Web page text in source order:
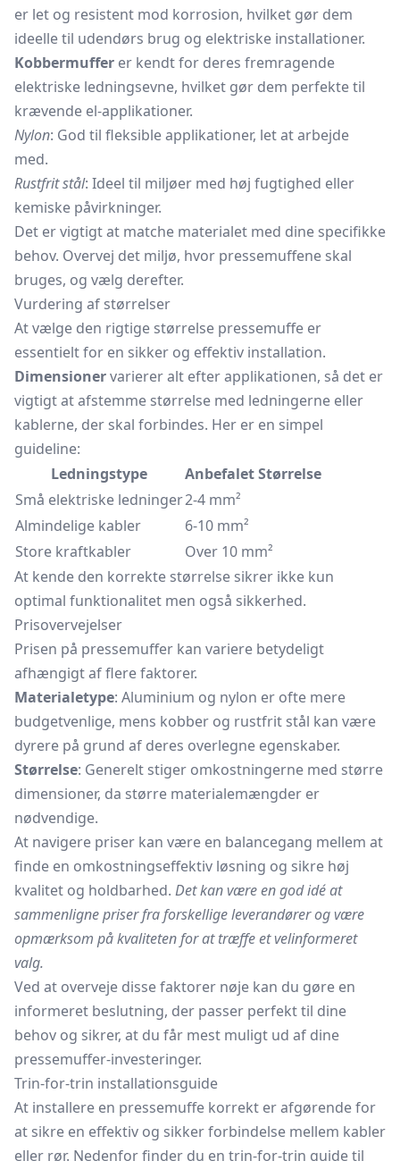
er let og resistent mod korrosion, hvilket gør dem
ideelle til udendørs brug og elektriske installationer.
Kobbermuffer er kendt for deres fremragende
elektriske ledningsevne, hvilket gør dem perfekte til
krævende el-applikationer.
Nylon: God til fleksible applikationer, let at arbejde
med.
Rustfrit stål: Ideel til miljøer med høj fugtighed eller
kemiske påvirkninger.
Det er vigtigt at matche materialet med dine specifikke
behov. Overvej det miljø, hvor pressemuffene skal
bruges, og vælg derefter.
Vurdering af størrelser
At vælge den rigtige størrelse pressemuffe er
essentielt for en sikker og effektiv installation.
Dimensionervarierer alt efter applikationen, så det er
vigtigt at afstemme størrelse med ledningerne eller
kablerne, der skal forbindes. Her er en simpel
guideline:
Ledningstype
Anbefalet Størrelse
Små elektriske ledninger2-4 mm²
Almindelige kabler
6-10 mm²
Store kraftkabler
Over 10 mm²
At kende den korrekte størrelse sikrer ikke kun
optimal funktionalitet men også sikkerhed.
Prisovervejelser
Prisen på pressemuffer kan variere betydeligt
afhængigt af flere faktorer.
Materialetype: Aluminium og nylon er ofte mere
budgetvenlige, mens kobber og rustfrit stål kan være
dyrere på grund af deres overlegne egenskaber.
Størrelse: Generelt stiger omkostningerne med større
dimensioner, da større materialemængder er
nødvendige.
At navigere priser kan være en balancegang mellem at
finde en omkostningseffektiv løsning og sikre høj
kvalitet og holdbarhed. Det kan være en god idé at
sammenligne priser fra forskellige leverandører og være
opmærksom på kvaliteten for at træffe et velinformeret
valg.
Ved at overveje disse faktorer nøje kan du gøre en
informeret beslutning, der passer perfekt til dine
behov og sikrer, at du får mest muligt ud af dine
pressemuffer-investeringer.
Trin-for-trin installationsguide
At installere en pressemuffe korrekt er afgørende for
at sikre en effektiv og sikker forbindelse mellem kabler
eller rør. Nedenfor finder du en trin-for-trin guide til